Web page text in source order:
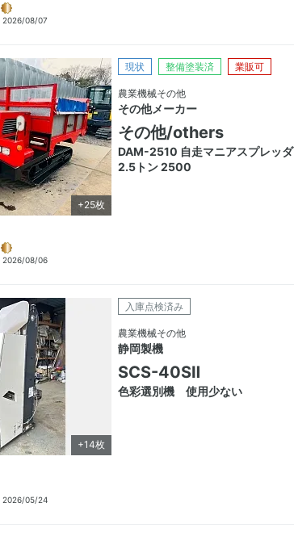
2026/08/07
+25枚
現状 整備塗装済 業販可
農業機械その他
その他メーカー
その他/others
DAM-2510 自走マニアスプレッダ
2.5トン 2500
2026/08/06
+14枚
入庫点検済み
農業機械その他
静岡製機
SCS-40SⅡ
色彩選別機 使用少ない
2026/05/24